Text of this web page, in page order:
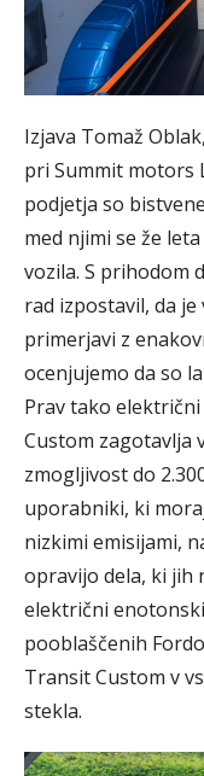
Izjava Tomaž
pri Summit motors
podjetja so
med njimi se že
vozila. S prihodom
rad izpostavil, da
primerjavi z
ocenjujemo da so
Prav tako
Custom zagotavlja
zmogljivost do
uporabniki, ki
nizkimi emisijami,
opravijo dela, ki jih
električni
pooblaščenih
Transit Custom v
stekla.